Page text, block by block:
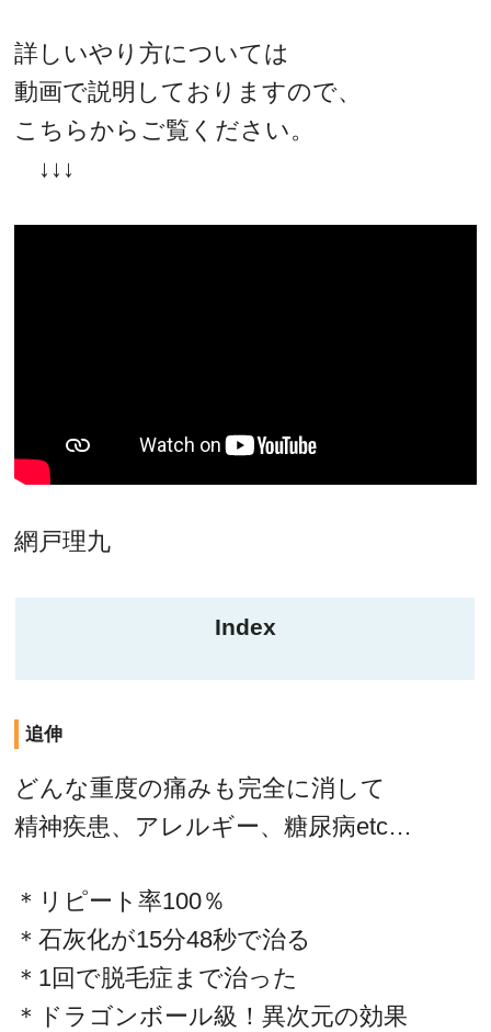
詳しいやり方については
動画で説明しておりますので、
こちらからご覧ください。
↓↓↓
網戸理九
Index
追伸
どんな重度の痛みも完全に消して
精神疾患、アレルギー、糖尿病etc…
＊リピート率100％
＊石灰化が15分48秒で治る
＊1回で脱毛症まで治った
＊ドラゴンボール級！異次元の効果